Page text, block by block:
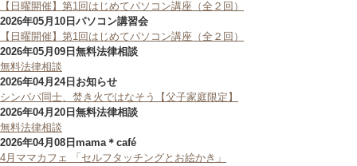
【日曜開催】第1回はじめてパソコン講座（全２回）
2026年05月10日 パソコン講習会
【日曜開催】第1回はじめてパソコン講座（全２回）
2026年05月09日 無料法律相談
無料法律相談
2026年04月24日 お知らせ
シンパパ同士、焚き火ではなそう【父子家庭限定】
2026年04月20日 無料法律相談
無料法律相談
2026年04月08日 mama＊café
4月ママカフェ 「セルフタッチングとお絵かき」